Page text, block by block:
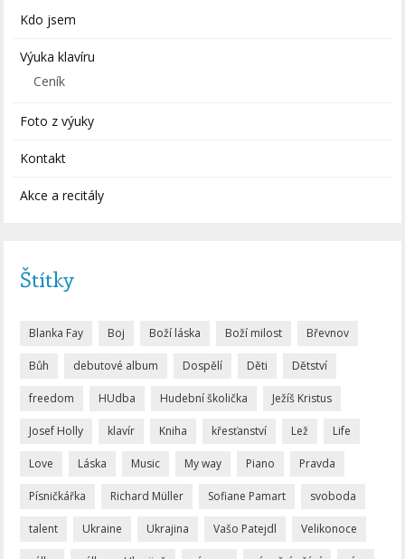
Kdo jsem
Výuka klavíru
Ceník
Foto z výuky
Kontakt
Akce a recitály
Štítky
Blanka Fay Boj Boží láska Boží milost Břevnov
Bůh debutové album Dospělí Děti Dětství
freedom HUdba Hudební školička Ježíš Kristus
Josef Holly klavír Kniha křesťanství Lež Life
Love Láska Music My way Piano Pravda
Písničkářka Richard Müller Sofiane Pamart svoboda
talent Ukraine Ukrajina Vašo Patejdl Velikonoce